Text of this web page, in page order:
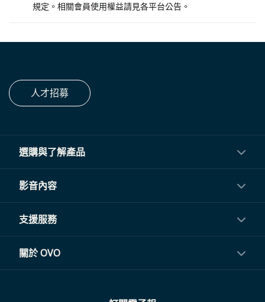
規定。相關會員使用權益請見各平台公告。
人才招募
選購與了解產品
投影機
閨蜜機與電視
電視盒與周邊
影音內容
影音訂閱
支援服務
常見問題
關於 OVO